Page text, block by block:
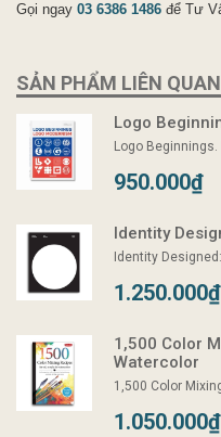
Gọi ngay 03 6386 1486 để Tư
SẢN PHẨM LIÊN QUAN
Logo
Logo
950.000₫
Identity
Identity
1.250.000₫
1,500 Color
Watercolor
1,500 Color
1.050.000₫